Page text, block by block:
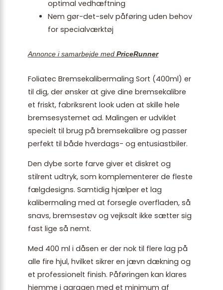
optimal vedhæftning
Nem gør-det-selv påføring uden behov
for specialværktøj
Annonce i samarbejde med PriceRunner
Foliatec Bremsekalibermaling Sort (400ml) er
til dig, der ønsker at give dine bremsekalibre
et friskt, fabriksrent look uden at skille hele
bremsesystemet ad. Malingen er udviklet
specielt til brug på bremsekalibre og passer
perfekt til både hverdags- og entusiastbiler.
Den dybe sorte farve giver et diskret og
stilrent udtryk, som komplementerer de fleste
fælgdesigns. Samtidig hjælper et lag
kalibermaling med at forsegle overfladen, så
snavs, bremsestøv og vejksalt ikke sætter sig
fast lige så nemt.
Med 400 ml i dåsen er der nok til flere lag på
alle fire hjul, hvilket sikrer en jævn dækning og
et professionelt finish. Påføringen kan klares
hjemme i garagen med et minimum af